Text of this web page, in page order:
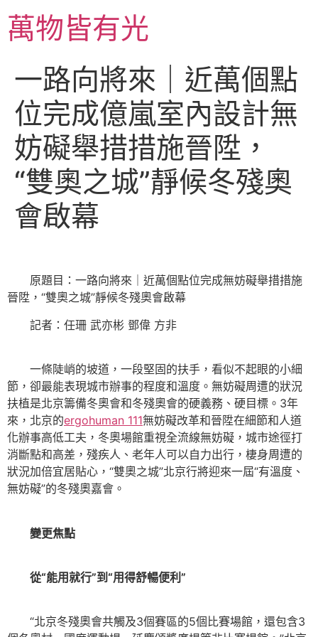
主萬物皆有光
一路向將來｜近萬個點
位完成億嵐室內設計無
妨礙舉措措施晉陞，
“雙奧之城”靜候冬殘奧
會啟幕
原題目：一路向將來｜近萬個點位完成無妨礙舉措措施
晉陞，“雙奧之城”靜候冬殘奧會啟幕
記者：任珊 武亦彬 鄧偉 方非
一條陡峭的坡道，一段堅固的扶手，看似不起眼的小細
節，卻最能表現城市辦事的程度和溫度。無妨礙周遭的狀況
扶植是北京籌備冬奧會和冬殘奧會的硬義務、硬目標。3年
來，北京的ergohuman 111無妨礙改革和晉陞在細節和人道
化辦事高低工夫，冬奧場館重視全流線無妨礙，城市途徑打
消斷點和高差，殘疾人、老年人可以自力出行，棲身周遭的
狀況加倍宜居貼心，“雙奧之城”北京行將迎來一屆“有溫度、
無妨礙”的冬殘奧嘉會。
變更焦點
從“能用就行”到“用得舒暢便利”
“北京冬殘奧會共觸及3個賽區的5個比賽場館，還包含3